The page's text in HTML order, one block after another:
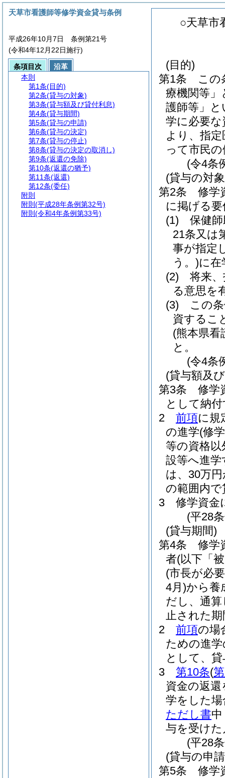
○天草市
(目的)
第1条
この
療機関等」
護師等」と
学に必要な
より、指
って市民
(令4条
(貸与の対
第2条
修学
に掲げる
(1)
保健
21条又は
事が指定
う。)に
(2)
将来
る意思を
(3)
この
資するこ
(熊本県看
と。
(令4条
(貸与額及
第3条
修学
として納
2
前項に規
の進学(修
等の資格
設等へ進
は、30万
の範囲内
3
修学資金
(平28
(貸与期間)
第4条
修学
者(以下「
(市長が必
4月)から養
だし、通
止された
2
前項の場
ための進
として、
3
第10条(
資金の返
学をした
ただし書
与を受け
(平28
(貸与の申
第5条
修学
天草市看護師等修学資金貸与条例
平成26年10月7日 条例第21号
(令和4年12月22日施行)
条項目次
沿革
本則
第1条(目的)
第2条(貸与の対象)
第3条(貸与額及び貸付利息)
第4条(貸与期間)
第5条(貸与の申請)
第6条(貸与の決定)
第7条(貸与の停止)
第8条(貸与の決定の取消し)
第9条(返還の免除)
第10条(返還の猶予)
第11条(返還)
第12条(委任)
附則
附則 (平成28年条例第32号)
附則 (令和4年条例第33号)